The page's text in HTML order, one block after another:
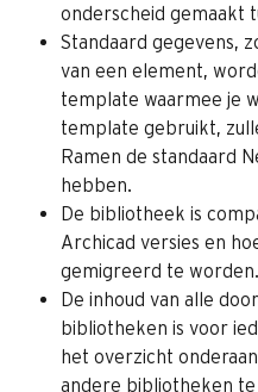
onderscheid gemaakt
Standaard gegevens,
van een element,
template waarmee je
template gebruikt,
Ramen de standaard
hebben.
De bibliotheek is
Archicad versies en
gemigreerd te worden.
De inhoud van alle
bibliotheken is voor
het overzicht
andere bibliotheken te